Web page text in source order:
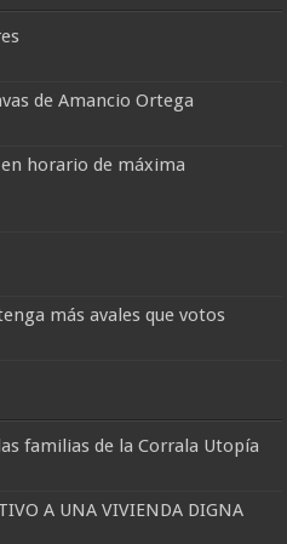
de Amancio Ortega
horario de máxima
más avales que votos
familias de la Corrala Utopía
A UNA VIVIENDA DIGNA